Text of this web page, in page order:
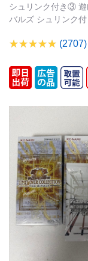
シュリンク付き③ 遊
バルズ シュリンク付
(2707)